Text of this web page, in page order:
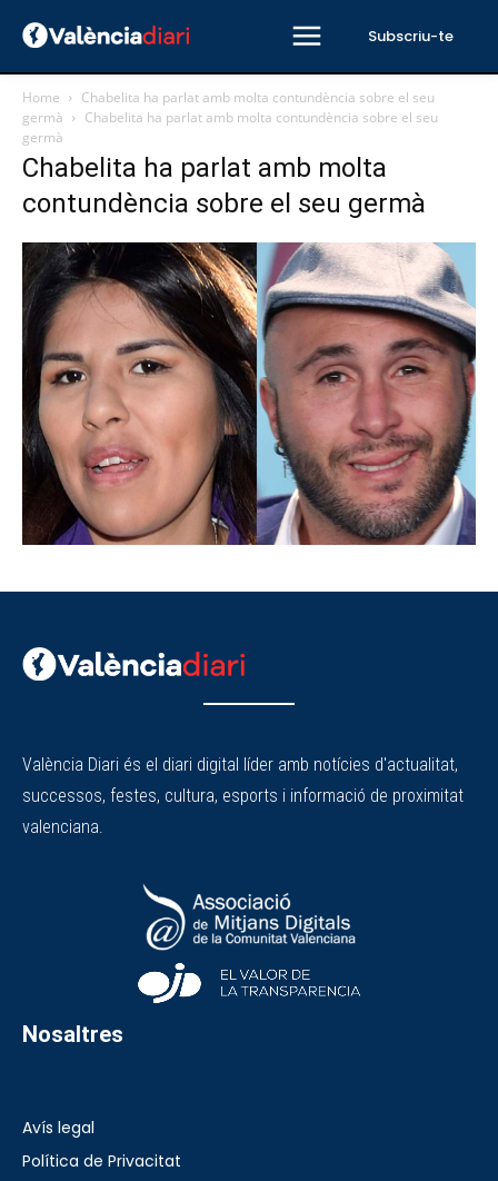
Subscriu-te
Home
Chabelita ha parlat amb molta contundència sobre el seu
germà
Chabelita ha parlat amb molta contundència sobre el seu
germà
Chabelita ha parlat amb molta
contundència sobre el seu germà
València Diari és el diari digital líder amb notícies d'actualitat,
successos, festes, cultura, esports i informació de proximitat
valenciana.
Nosaltres
Avís legal
Política de Privacitat